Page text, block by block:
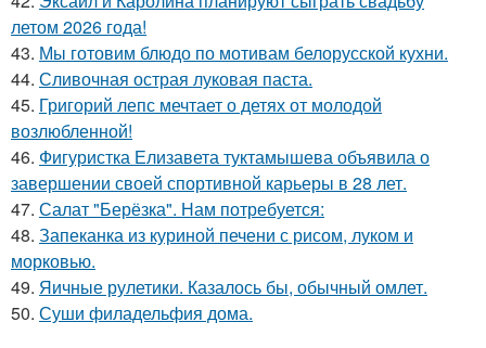
летом 2026 года!
43. Мы готовим блюдо по мотивам белорусской кухни.
44. Сливочная острая луковая паста.
45. Григорий лепс мечтает о детях от молодой
возлюбленной!
46. Фигуристка Елизавета туктамышева объявила о
завершении своей спортивной карьеры в 28 лет.
47. Салат "Берёзка". Нам потребуется:
48. Запеканка из куриной печени с рисом, луком и
морковью.
49. Яичные рулетики. Казалось бы, обычный омлет.
50. Суши филадельфия дома.